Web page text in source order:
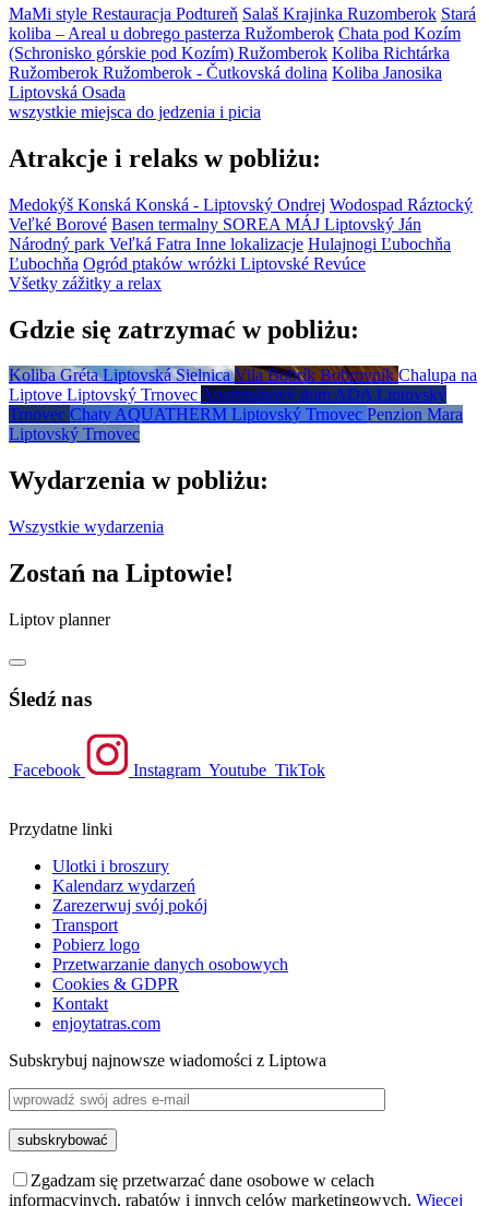
MaMi style Restauracja Podtureň Salaš Krajinka Ruzomberok Stará
koliba – Areal u dobrego pasterza Ružomberok Chata pod Kozím
(Schronisko górskie pod Kozím) Ružomberok Koliba Richtárka
Ružomberok Ružomberok - Čutkovská dolina Koliba Janosika
Liptovská Osada
wszystkie miejsca do jedzenia i picia
Atrakcje i relaks w pobliżu:
Medokýš Konská Konská - Liptovský Ondrej Wodospad Ráztocký
Veľké Borové Basen termalny SOREA MÁJ Liptovský Ján
Národný park Veľká Fatra Inne lokalizacje Hulajnogi Ľubochňa
Ľubochňa Ogród ptaków wróżki Liptovské Revúce
Všetky zážitky a relax
Gdzie się zatrzymać w pobliżu:
Koliba GrétaLiptovská SielnicaVila Bobrík BobrovníkChalupa na
Liptove Liptovský TrnovecApartmánový dom ADALiptovský
Trnovec Chaty AQUATHERM Liptovský Trnovec Penzion Mara
Liptovský Trnovec
Wydarzenia w pobliżu:
Wszystkie wydarzenia
Zostań na Liptowie!
Liptov planner
Śledź nas
Facebook Instagram Youtube TikTok
Przydatne linki
Ulotki i broszury
Kalendarz wydarzeń
Zarezerwuj svój pokój
Transport
Pobierz logo
Przetwarzanie danych osobowych
Cookies & GDPR
Kontakt
enjoytatras.com
Subskrybuj najnowsze wiadomości z Liptowa
Zgadzam się przetwarzać dane osobowe w celach
informacyjnych, rabatów i innych celów marketingowych. Więcej